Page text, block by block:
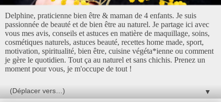
Delphine, praticienne bien être & maman de 4 enfants. Je suis
passionnée de beauté et de bien être au naturel. Je partage ici avec
vous mes avis, conseils et astuces en matière de maquillage, soins,
cosmétiques naturels, astuces beauté, recettes home made, sport,
motivation, spiritualité, bien être, cuisine végéta*ienne ou comment
je gère le quotidien. Tout ça au naturel et sans chichis. Prenez un
moment pour vous, je m'occupe de tout !
▼